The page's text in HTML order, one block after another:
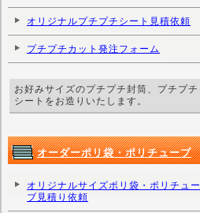
オリジナルプチプチシート見積依頼
プチプチカット発注フォーム
お好みサイズのプチプチ封筒、プチプチ
シートをお造りいたします。
オーダーポリ袋・ポリチューブ
オリジナルサイズポリ袋・ポリチュー
ブ見積り依頼